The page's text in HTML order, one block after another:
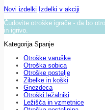
Novi izdelki Izdelki v akciji
Čudovite otroške igrače - da bo
in igrivo.
Kategorija Spanje
Otroške varuške
Otroška sobica
Otroške postelje
Zibelke in koški
Gnezdeca
Otroški ležalniki
Ležišča in vzmetnice